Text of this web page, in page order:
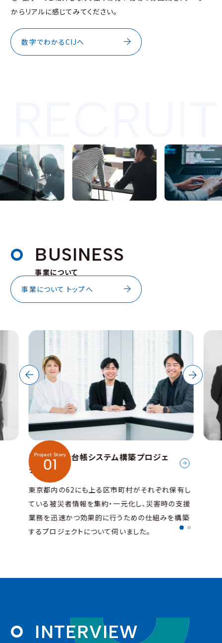
からリアルに感じてみてください。
数字でわかるCIJへ
BUSINESS
事業について
事業について トップへ
Project Story
01
災害時都民台帳システム構築プロジェ
クト
東京都内の62にも上る区市町村がそれぞれ保有し
ている被災者情報を集約・一元化し、災害時の支援
業務を迅速かつ効果的に行うための仕組みを構築
するプロジェクトについて伺いました。
INTERVIEW